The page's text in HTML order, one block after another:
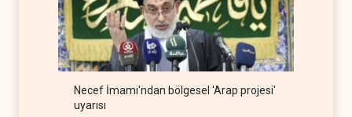
Necef İmamı'ndan bölgesel 'Arap projesi'
uyarısı